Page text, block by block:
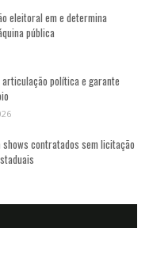
eleitoral em e determina
pública
política e garante
shows contratados sem licitação